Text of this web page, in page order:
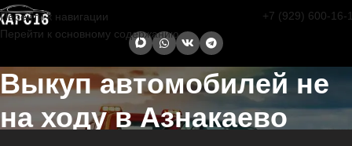
Перейти к навигации
Перейти к основному содержанию
+7 (929) 600-16-
Выкуп автомобилей не
на ходу в Азнакаево